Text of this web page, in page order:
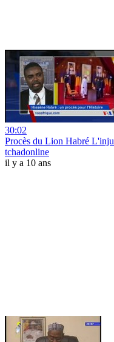
30:02
Procès du Lion Habré
tchadonline
il y a 10 ans